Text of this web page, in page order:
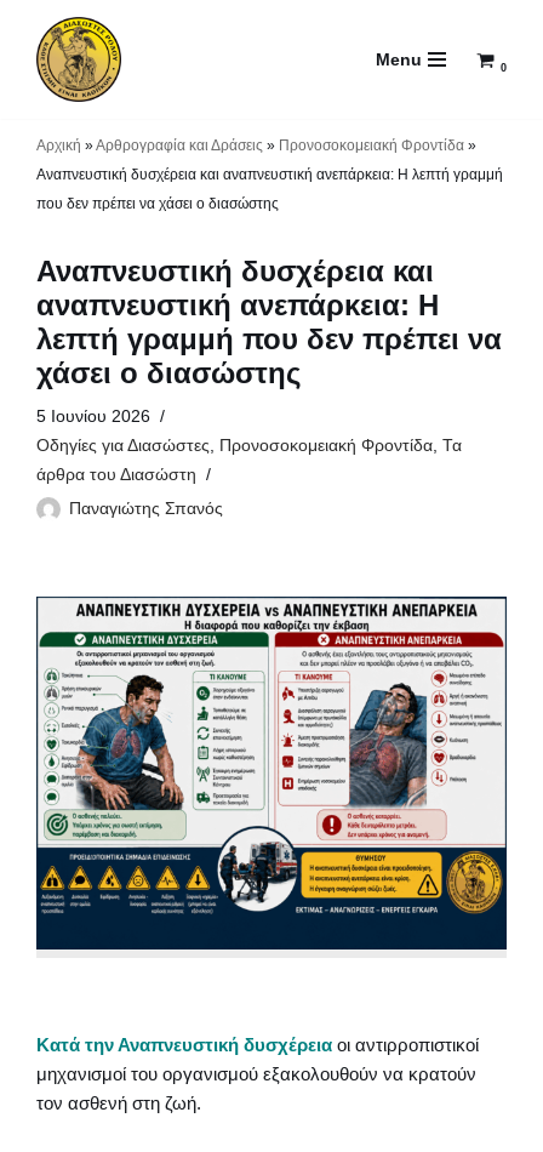
Μεταπηδήστε
Menu 0
Αρχική »Αρθρογραφία και Δράσεις » Προνοσοκομειακή Φροντίδα »
Αναπνευστική δυσχέρεια και αναπνευστική ανεπάρκεια: Η λεπτή γραμμή
που δεν πρέπει να χάσει ο διασώστης
Αναπνευστική δυσχέρεια και
αναπνευστική ανεπάρκεια: Η
λεπτή γραμμή που δεν πρέπει να
χάσει ο διασώστης
5 Ιουνίου 2026
Οδηγίες για Διασώστες, Προνοσοκομειακή Φροντίδα, Τα
άρθρα του Διασώστη
Παναγιώτης Σπανός
Κατά την Αναπνευστική δυσχέρεια οι αντιρροπιστικοί
μηχανισμοί του οργανισμού εξακολουθούν να κρατούν
τον ασθενή στη ζωή.